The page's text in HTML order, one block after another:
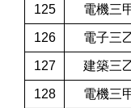
125 電機三
126 電子三
127 建築三
128 電機三